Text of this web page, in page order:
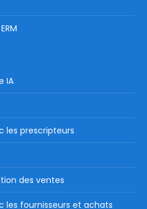
IA
les prescripteurs
des ventes
les fournisseurs et achats